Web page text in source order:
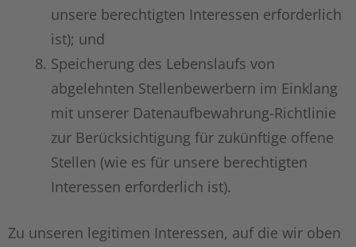
unsere berechtigten Interessen erforderlich
ist); und
Speicherung des Lebenslaufs von
abgelehnten Stellenbewerbern im Einklang
mit unserer Datenaufbewahrung-Richtlinie
zur Berücksichtigung für zukünftige offene
Stellen (wie es für unsere berechtigten
Interessen erforderlich ist).
Zu unseren legitimen Interessen, auf die wir oben